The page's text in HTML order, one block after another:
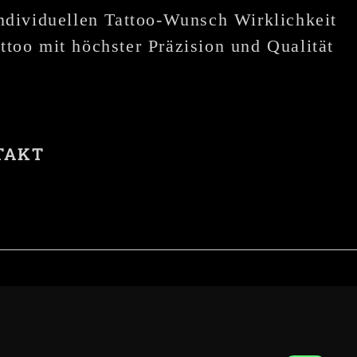
Tattoo-Wunsch Wirklichkeit
mit höchster Präzision und Qualität